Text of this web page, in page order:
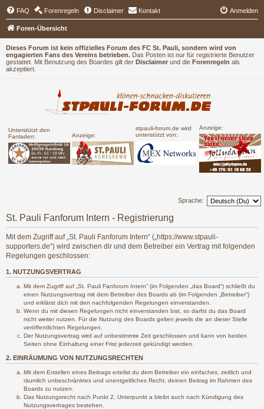
Dieses Forum ist kein offizielles Forum des FC St. Pauli, sondern wird von
engagierten Fans des Vereins betrieben. Das Posten ist nur für registrierte Benutzer
gestattet. Mit Benutzung des Boardes gilt der Disclaimer und die Forenregeln als
akzeptiert.
Unterstützt den
Fanladen:
Anzeige:
stpauli-forum.de wird
unterstützt von:
Anzeige:
FAQ Forenregeln Disclaimer Kontakt Anmelden
Foren-Übersicht
Sprache:
St. Pauli Fanforum Intern - Registrierung
Mit dem Zugriff auf „St. Pauli Fanforum Intern“ („https://www.stpauli-
supporters.de“) wird zwischen dir und dem Betreiber ein Vertrag mit folgenden
Regelungen geschlossen:
1. NUTZUNGSVERTRAG
Mit dem Zugriff auf „St. Pauli Fanforum Intern“ (im Folgenden „das Board“) schließt du
einen Nutzungsvertrag mit dem Betreiber des Boards ab (im Folgenden „Betreiber“)
und erklärst dich mit den nachfolgenden Regelungen einverstanden.
Wenn du mit diesen Regelungen nicht einverstanden bist, so darfst du das Board
nicht weiter nutzen. Für die Nutzung des Boards gelten jeweils die an dieser Stelle
veröffentlichten Regelungen.
Der Nutzungsvertrag wird auf unbestimmte Zeit geschlossen und kann von beiden
Seiten ohne Einhaltung einer Frist jederzeit gekündigt werden.
2. EINRÄUMUNG VON NUTZUNGSRECHTEN
Mit dem Erstellen eines Beitrags erteilst du dem Betreiber ein einfaches, zeitlich und
räumlich unbeschränktes und unentgeltliches Recht, deinen Beitrag im Rahmen des
Boards zu nutzen.
Das Nutzungsrecht nach Punkt 2, Unterpunkt a bleibt auch nach Kündigung des
Nutzungsvertrages bestehen.